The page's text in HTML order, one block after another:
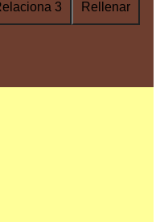
3 Rellenar